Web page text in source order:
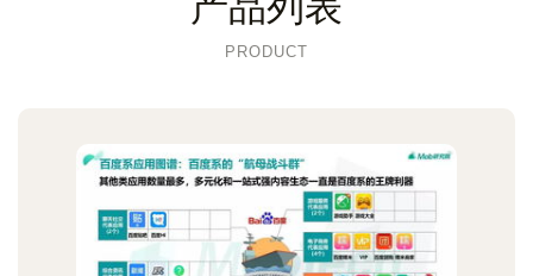
PRODUCT